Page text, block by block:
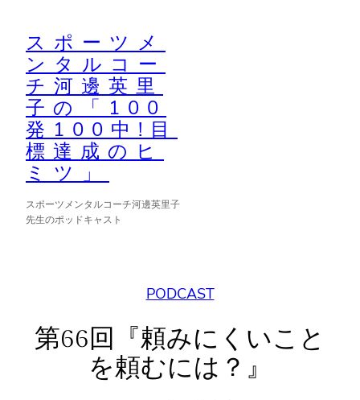
スポーツメ
ンタルコー
チ河邊英里
子の「100
発100中!目
標達成のヒ
ミツ」
スポーツメンタルコーチ河邊英里子
先生のポッドキャスト
PODCAST
第66回『頼みにくいこと
を頼むには？』